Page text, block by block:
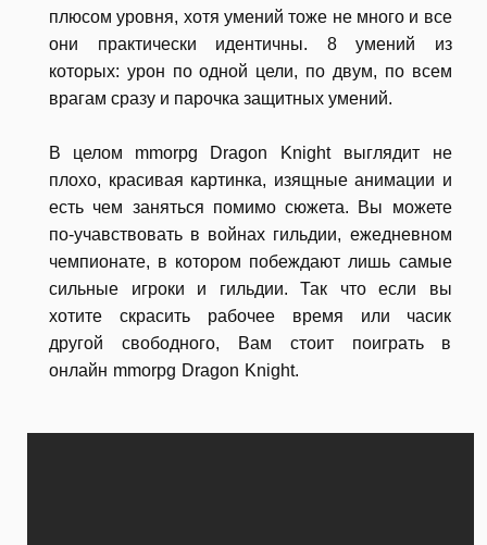
плюсом уровня, хотя умений тоже не много и все
они практически идентичны. 8 умений из
которых: урон по одной цели, по двум, по всем
врагам сразу и парочка защитных умений.
В целом mmorpg
Dragon Knight выглядит не
плохо, красивая картинка, изящные анимации и
есть чем заняться помимо сюжета. Вы можете
по-учавствовать в войнах гильдии, ежедневном
чемпионате, в котором побеждают лишь самые
сильные игроки и гильдии. Так что если вы
хотите скрасить рабочее время или часик
другой свободного, Вам стоит поиграть в
онлайн mmorpg Dragon Knight.